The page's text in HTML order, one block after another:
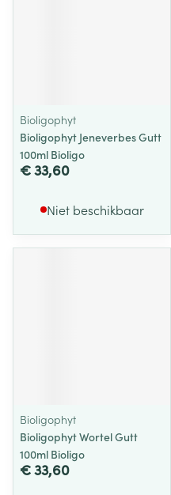
Bioligophyt
Bioligophyt Jeneverbes Gutt
100ml Bioligo
€ 33,60
Niet beschikbaar
Bioligophyt
Bioligophyt Wortel Gutt
100ml Bioligo
€ 33,60